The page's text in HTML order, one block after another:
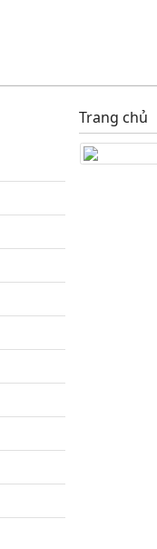
Trang chủ